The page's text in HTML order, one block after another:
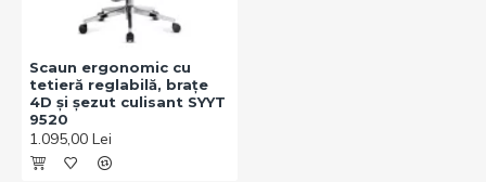
Scaun ergonomic cu
tetieră reglabilă, brațe
4D și șezut culisant SYYT
9520
1.095,00 Lei